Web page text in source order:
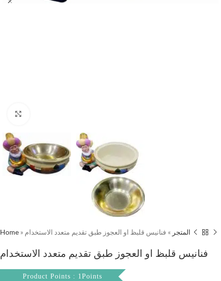
Home » المتجر » فنانيس قلبظ او العجوز طبق تقديم متعدد الاستخدام
فنانيس قلبظ او العجوز طبق تقديم متعدد الاستخدام
Product Points : 1Points